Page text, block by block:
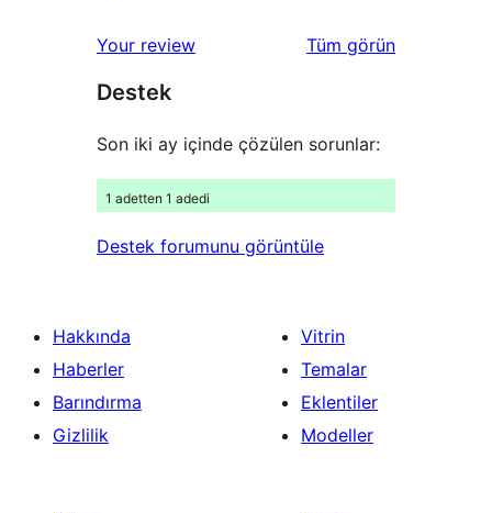
inceleme
yıldızlı
inceleme
Your review Tüm değerlendirmeleri
görün
Destek
Son iki ay içinde çözülen sorunlar:
1 adetten 1 adedi
Destek forumunu görüntüle
Hakkında
Haberler
Barındırma
Gizlilik
Vitrin
Temalar
Eklentiler
Modeller